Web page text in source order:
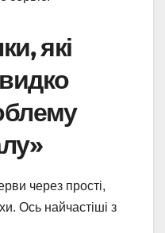
які
через прості,
Ось найчастіші з